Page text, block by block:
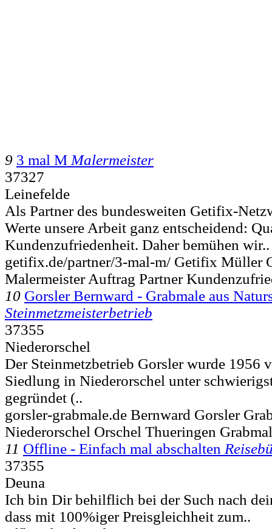
9 3 mal M Malermeister
37327
Leinefelde
Als Partner des bundesweiten Getifix-
Werte unsere Arbeit ganz entscheidend:
Kundenzufriedenheit. Daher bemühen wir..
getifix.de/partner/3-mal-m/ Getifix Müller
Malermeister Auftrag Partner
10 Gorsler Bernward - Grabmale aus
Steinmetzmeisterbetrieb
37355
Niederorschel
Der Steinmetzbetrieb Gorsler wurde 1956
Siedlung in Niederorschel unter
gegründet (..
gorsler-grabmale.de Bernward Gorsler
Niederorschel Orschel Thueringen Grabmal
11 Offline - Einfach mal abschalten
37355
Deuna
Ich bin Dir behilflich bei der Such nach
dass mit 100%iger Preisgleichheit zum..